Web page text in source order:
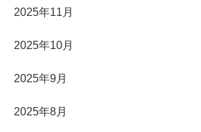
2025年11月
2025年10月
2025年9月
2025年8月